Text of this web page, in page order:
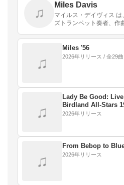
♫
Miles Davis
マイルス・デイヴィス
ズトランペット奏者、作
♫
Miles '56
2026年リリース / 全29曲
♫
Lady Be Good:
Birdland All-Stars
2026年リリース
♫
From Bebop to
2026年リリース